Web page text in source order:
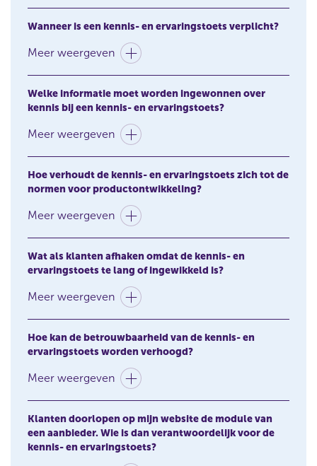
Wanneer is een kennis- en ervaringstoets verplicht?
Meer weergeven
Welke informatie moet worden ingewonnen over
kennis bij een kennis- en ervaringstoets?
Meer weergeven
Hoe verhoudt de kennis- en ervaringstoets zich tot de
normen voor productontwikkeling?
Meer weergeven
Wat als klanten afhaken omdat de kennis- en
ervaringstoets te lang of ingewikkeld is?
Meer weergeven
Hoe kan de betrouwbaarheid van de kennis- en
ervaringstoets worden verhoogd?
Meer weergeven
Klanten doorlopen op mijn website de module van
een aanbieder. Wie is dan verantwoordelijk voor de
kennis- en ervaringstoets?